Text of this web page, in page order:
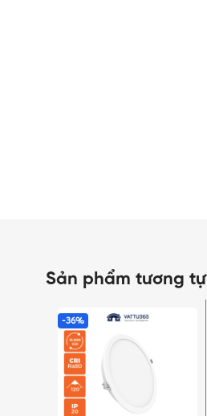
Sản phẩm tương tự
-36%